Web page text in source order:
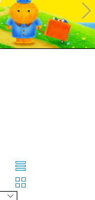
Ne
xt